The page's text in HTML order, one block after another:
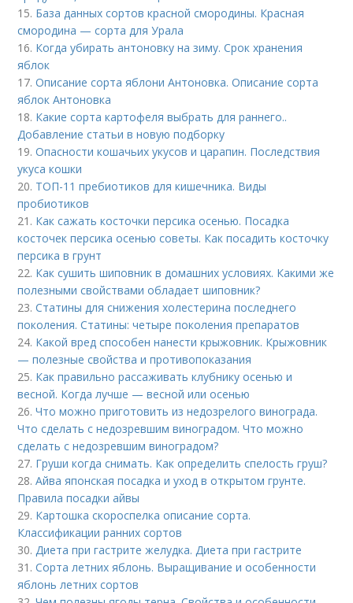
15. База данных сортов красной смородины. Красная
смородина — сорта для Урала
16. Когда убирать антоновку на зиму. Срок хранения
яблок
17.Описание сорта яблони Антоновка. Описание сорта
яблок Антоновка
18. Какие сорта картофеля выбрать для раннего..
Добавление статьи в новую подборку
19.Опасности кошачьих укусов и царапин. Последствия
укуса кошки
20. ТОП-11 пребиотиков для кишечника. Виды
пробиотиков
21. Как сажать косточки персика осенью. Посадка
косточек персика осенью советы. Как посадить косточку
персика в грунт
22. Как сушить шиповник в домашних условиях. Какими же
полезными свойствами обладает шиповник?
23.Статины для снижения холестерина последнего
поколения. Статины: четыре поколения препаратов
24. Какой вред способен нанести крыжовник. Крыжовник
— полезные свойства и противопоказания
25. Как правильно рассаживать клубнику осенью и
весной. Когда лучше — весной или осенью
26.Что можно приготовить из недозрелого винограда.
Что сделать с недозревшим виноградом. Что можно
сделать с недозревшим виноградом?
27. Груши когда снимать. Как определить спелость груш?
28.Айва японская посадка и уход в открытом грунте.
Правила посадки айвы
29. Картошка скороспелка описание сорта.
Классификации ранних сортов
30. Диета при гастрите желудка. Диета при гастрите
31.Сорта летних яблонь. Выращивание и особенности
яблонь летних сортов